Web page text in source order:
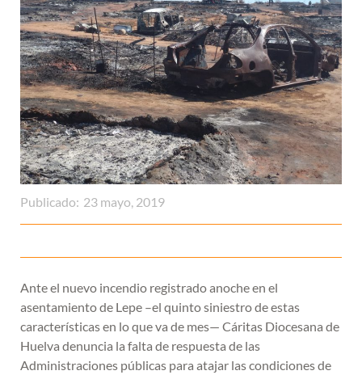
Publicado: 23 mayo, 2019
Ante el nuevo incendio registrado anoche en el
asentamiento de Lepe –el quinto siniestro de estas
características en lo que va de mes— Cáritas Diocesana de
Huelva denuncia la falta de respuesta de las
Administraciones públicas para atajar las condiciones de